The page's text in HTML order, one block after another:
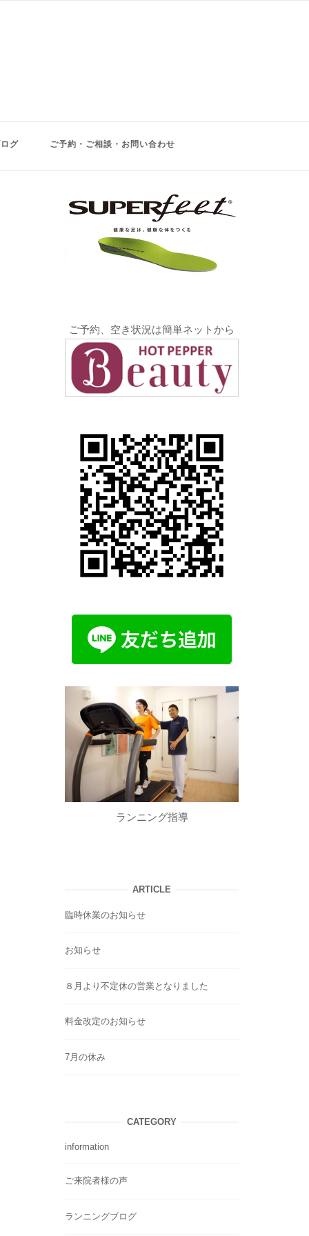
グ ご予約・ご相談・お問い合わせ
ご予約、空き状況は簡単ネットから
ランニング指導
ARTICLE
臨時休業のお知らせ
お知らせ
８月より不定休の営業となりました
料金改定のお知らせ
7月の休み
CATEGORY
information
ご来院者様の声
ランニングブログ